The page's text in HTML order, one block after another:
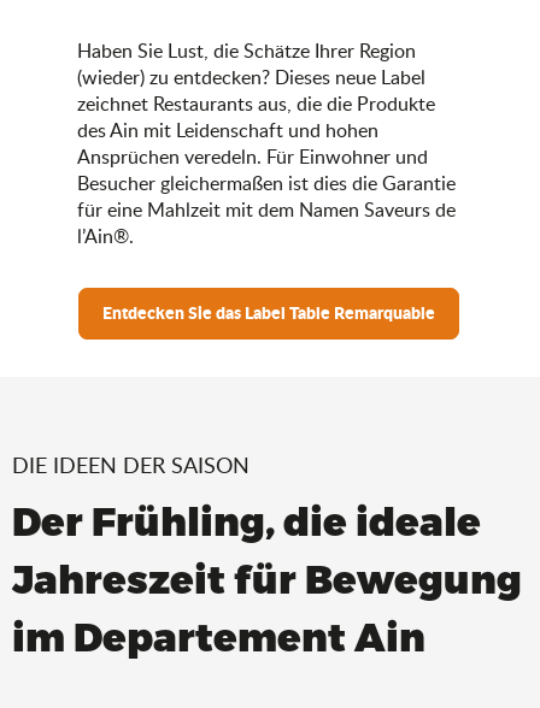
Haben Sie Lust, die Schätze Ihrer Region
(wieder) zu entdecken? Dieses neue Label
zeichnet Restaurants aus, die die Produkte
des Ain mit Leidenschaft und hohen
Ansprüchen veredeln. Für Einwohner und
Besucher gleichermaßen ist dies die Garantie
für eine Mahlzeit mit dem Namen Saveurs de
l’Ain®.
Entdecken Sie das Label Table Remarquable
DIE IDEEN DER SAISON
Der Frühling, die ideale
Jahreszeit für Bewegung
im Departement Ain